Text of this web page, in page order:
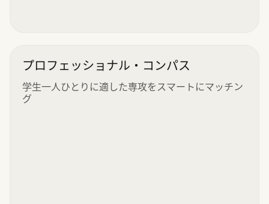
プロフェッショナル・コンパス
学生一人ひとりに適した専攻をスマートにマッチン
グ